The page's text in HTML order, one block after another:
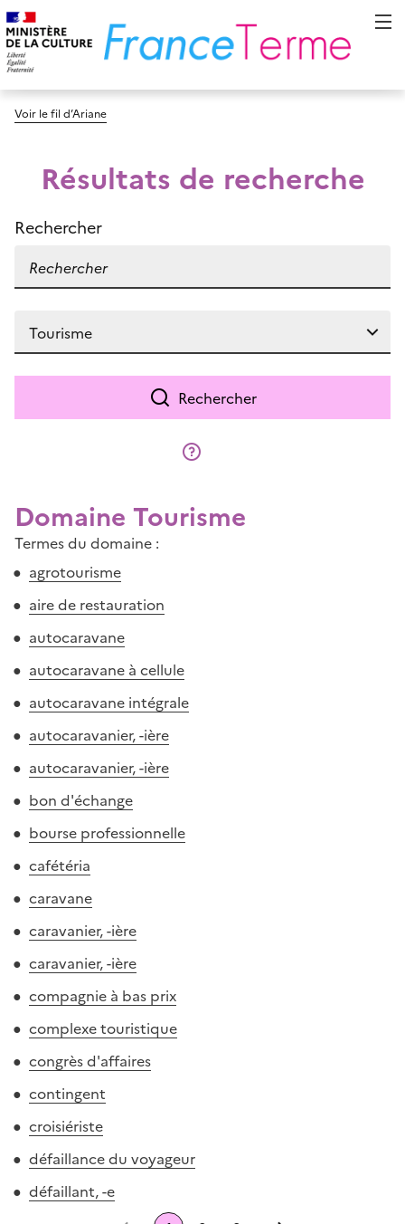
Voir le fil d’Ariane
Résultats de recherche
Rechercher
Rechercher
Domaine Tourisme
Termes du domaine :
agrotourisme
aire de restauration
autocaravane
autocaravane à cellule
autocaravane intégrale
autocaravanier, -ière
autocaravanier, -ière
bon d'échange
bourse professionnelle
cafétéria
caravane
caravanier, -ière
caravanier, -ière
compagnie à bas prix
complexe touristique
congrès d'affaires
contingent
croisiériste
défaillance du voyageur
défaillant, -e